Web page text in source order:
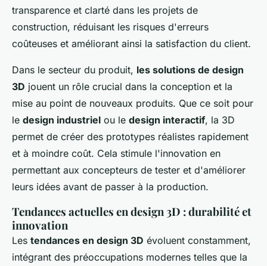
transparence et clarté dans les projets de
construction, réduisant les risques d'erreurs
coûteuses et améliorant ainsi la satisfaction du client.
Dans le secteur du produit, les solutions de design
3D jouent un rôle crucial dans la conception et la
mise au point de nouveaux produits. Que ce soit pour
le design industriel ou le design interactif, la 3D
permet de créer des prototypes réalistes rapidement
et à moindre coût. Cela stimule l'innovation en
permettant aux concepteurs de tester et d'améliorer
leurs idées avant de passer à la production.
Tendances actuelles en design 3D : durabilité et
innovation
Les tendances en design 3D évoluent constamment,
intégrant des préoccupations modernes telles que la